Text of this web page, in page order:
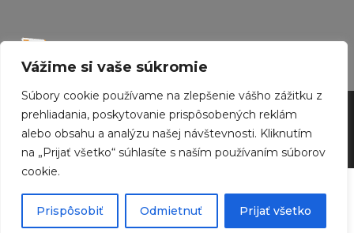
Vážime si vaše súkromie
Súbory cookie používame na zlepšenie vášho zážitku z
prehliadania, poskytovanie prispôsobených reklám
alebo obsahu a analýzu našej návštevnosti. Kliknutím
na „Prijať všetko“ súhlasíte s naším používaním súborov
cookie.
Prispôsobiť Odmietnuť Prijať všetko
by wepo web design 2024
Created withEnvo RoyalWordPress theme
Odstúpiť od zmluvy tu